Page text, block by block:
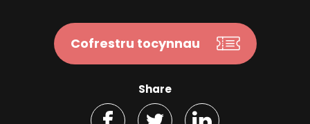
Cofrestru tocynnau
Share